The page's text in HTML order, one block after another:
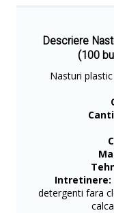
Descriere
(100
Nasturi
Intretinere:
detergenti fara